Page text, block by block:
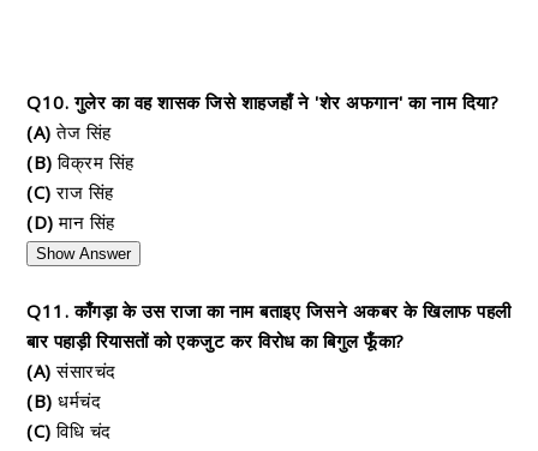
Q10. गुलेर का वह शासक जिसे शाहजहाँ ने 'शेर अफगान' का नाम दिया?
(A) तेज सिंह
(B) विक्रम सिंह
(C) राज सिंह
(D) मान सिंह
Show Answer
Q11. काँगड़ा के उस राजा का नाम बताइए जिसने अकबर के खिलाफ पहली
बार पहाड़ी रियासतों को एकजुट कर विरोध का बिगुल फूँका?
(A) संसारचंद
(B) धर्मचंद
(C) विधि चंद